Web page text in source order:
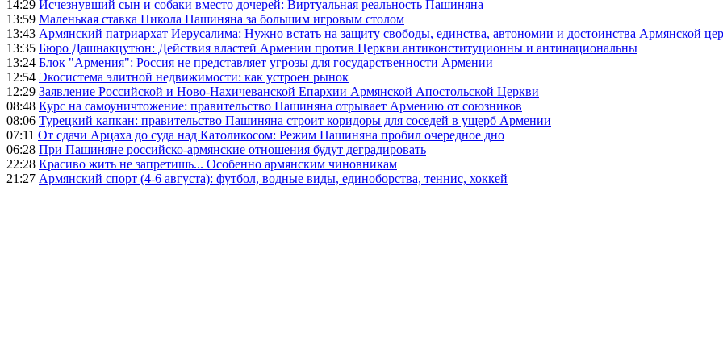
14:29 Исчезнувший сын и собаки вместо дочерей: Виртуальная реальность Пашиняна
13:59 Маленькая ставка Никола Пашиняна за большим игровым столом
13:43 Армянский патриархат Иерусалима: Нужно встать на защиту свободы, единства, автономии и достоинства Армянской
13:35 Бюро Дашнакцутюн: Действия властей Армении против Церкви антиконституционны и антинациональны
13:24 Блок "Армения": Россия не представляет угрозы для государственности Армении
12:54 Экосистема элитной недвижимости: как устроен рынок
12:29 Заявление Российской и Ново-Нахичеванской Епархии Армянской Апостольской Церкви
08:48 Курс на самоуничтожение: правительство Пашиняна отрывает Армению от союзников
08:06 Турецкий капкан: правительство Пашиняна строит коридоры для соседей в ущерб Армении
07:11 От сдачи Арцаха до суда над Католикосом: Режим Пашиняна пробил очередное дно
06:28 При Пашиняне российско-армянские отношения будут деградировать
22:28 Красиво жить не запретишь... Особенно армянским чиновникам
21:27 Армянский спорт (4-6 августа): футбол, водные виды, единоборства, теннис, хоккей